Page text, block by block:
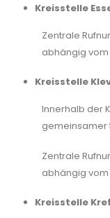
Kreisstelle
Zentrale
abhängig
Kreisstelle
Innerhalb der
gemeinsamer
Zentrale
abhängig
Kreisstelle